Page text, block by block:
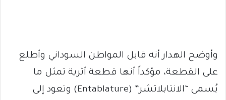
وأوضح الهدار أنه قابل المواطن السوداني وأطلع
على القطعة، مؤكداً أنها قطعة أثرية تمثل ما
يُسمى “الانتابلاتشر” (Entablature) وتعود إلى